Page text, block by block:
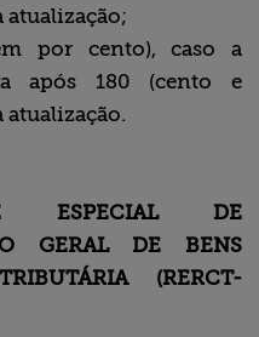
atualização;
por cento), caso a
após 180 (cento e
atualização.
ESPECIAL DE
GERAL DE BENS
(RERCT-